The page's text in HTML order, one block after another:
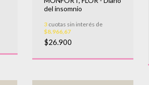
del insomnio
3cuotas sin interés de
$8.966,67
$26.900